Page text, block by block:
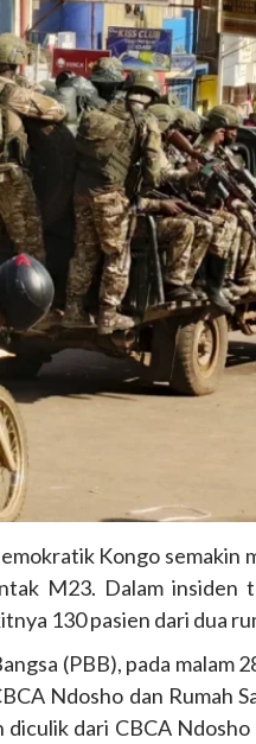
Kongo semakin
M23. Dalam insiden
130 pasien dari dua
(PBB), pada malam
Ndosho dan Rumah
dari CBCA